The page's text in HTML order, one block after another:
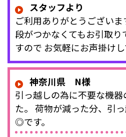
スタッフより
ご利用ありがとうございま
段がつかなくてもお引取り
すので お気軽にお声掛けし
神奈川県 N様
引っ越しの為に不要な機
た。 荷物が減った分、引
◎です。